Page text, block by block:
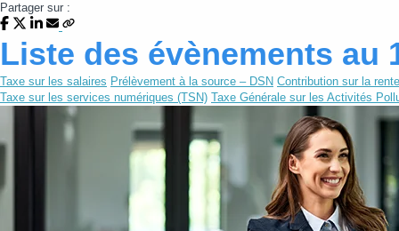
Partager sur :
Liste des évènements au
Taxe sur les salaires Prélèvement à la source – DSN Contribution sur la
Taxe sur les services numériques (TSN) Taxe Générale sur les Activités